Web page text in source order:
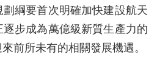
綱要首次明確加快建設航天
步成為萬億級新質生產力的
前所未有的相關發展機遇。